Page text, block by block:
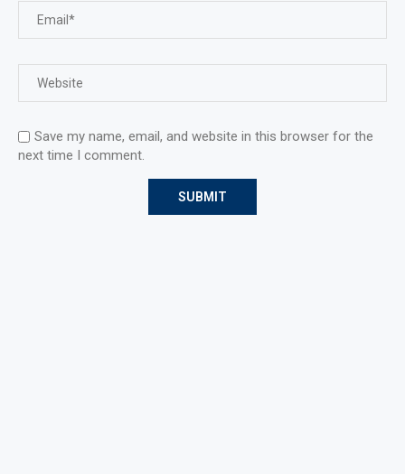
Save my name, email, and website in this browser for the
next time I comment.